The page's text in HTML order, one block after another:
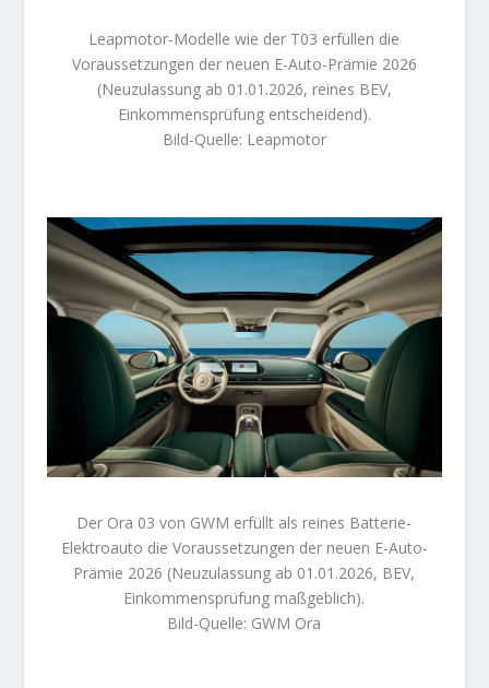
Leapmotor-Modelle wie der T03 erfüllen die
Voraussetzungen der neuen E-Auto-Prämie 2026
(Neuzulassung ab 01.01.2026, reines BEV,
Einkommensprüfung entscheidend).
Bild-Quelle: Leapmotor
Der Ora 03 von GWM erfüllt als reines Batterie-
Elektroauto die Voraussetzungen der neuen E-Auto-
Prämie 2026 (Neuzulassung ab 01.01.2026, BEV,
Einkommensprüfung maßgeblich).
Bild-Quelle: GWM Ora